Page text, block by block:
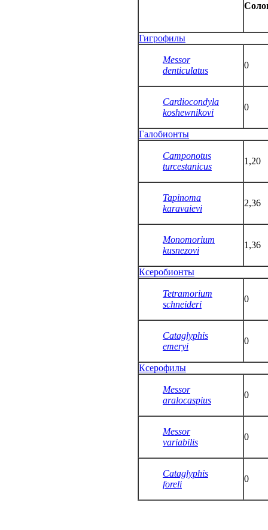
Гигрофилы
Messor
denticulatus
0
Cardiocondyla
koshewnikovi
0
Галобионты
Camponotus
turcestanicus
1,20
Tapinoma
karavaievi
2,36
Monomorium
kusnezovi
1,36
Ксеробионты
Tetramorium
schneideri
0
Cataglyphis
emeryi
0
Ксерофилы
Messor
aralocaspius
0
Messor
variabilis
0
Cataglyphis
foreli
0